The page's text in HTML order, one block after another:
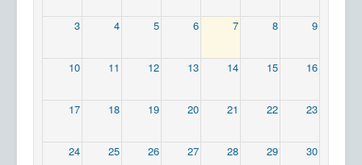
3 4 5 6 7 8 9
10 11 12 13 14 15 16
17 18 19 20 21 22 23
24 25 26 27 28 29 30